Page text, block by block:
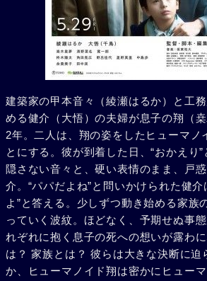
建築家の甲本音々（綾瀬はるか）と工
める健介（大悟）の夫婦が息子の翔（
2年。二人は、翔の姿をしたヒューマノ
とにする。彼が到着した日、“おかえり
隠さない音々と、硬い表情のまま、戸
介。“パパだよね”と問いかけられた健介
よ”と答える。少しずつ動き始める家族
っていく波紋。ほどなく、予期せぬ事
れぞれに抱く息子の死への想いが露わ
は？ 家族とは？ 彼らは大きな決断に迫
か、ヒューマノイド翔は密かにヒュー